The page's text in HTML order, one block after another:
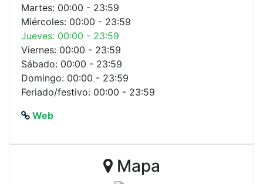
Martes: 00:00 - 23:59
Miércoles: 00:00 - 23:59
Jueves: 00:00 - 23:59
Viernes: 00:00 - 23:59
Sábado: 00:00 - 23:59
Domingo: 00:00 - 23:59
Feriado/festivo: 00:00 - 23:59
Web
Mapa